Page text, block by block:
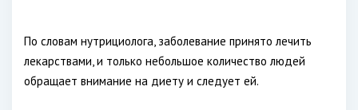
По словам нутрициолога, заболевание принято лечить
лекарствами, и только небольшое количество людей
обращает внимание на диету и следует ей.